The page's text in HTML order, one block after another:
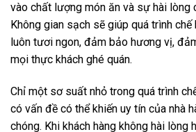
vào chất lượng món ăn và sự hài lòng
Không gian sạch sẽ giúp quá trình
luôn tươi ngon, đảm bảo hương vị,
mọi thực khách ghé quán.
Chỉ một sơ suất nhỏ trong quá trình
có vấn đề có thể khiến uy tín của nhà
chóng. Khi khách hàng không hài lòng